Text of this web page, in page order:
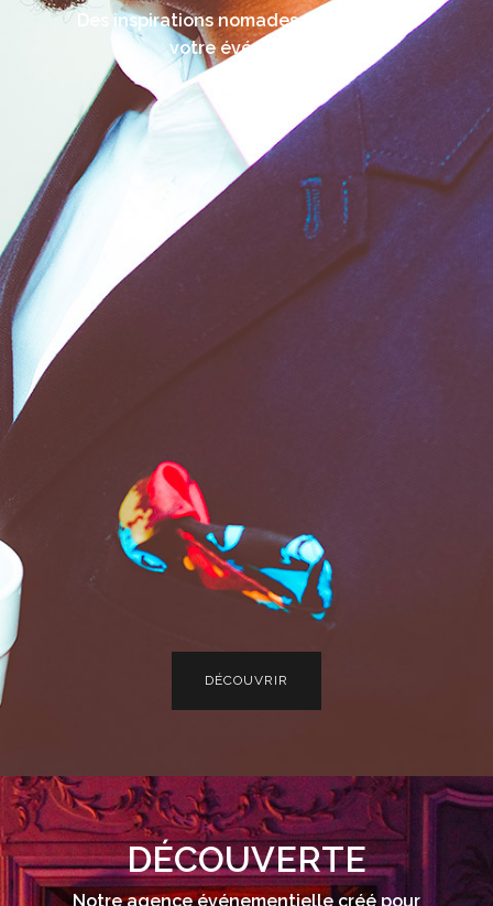
Des inspirations nomades uniques pour
votre événement.
DÉCOUVRIR
DÉCOUVERTE
Notre agence événementielle créé pour